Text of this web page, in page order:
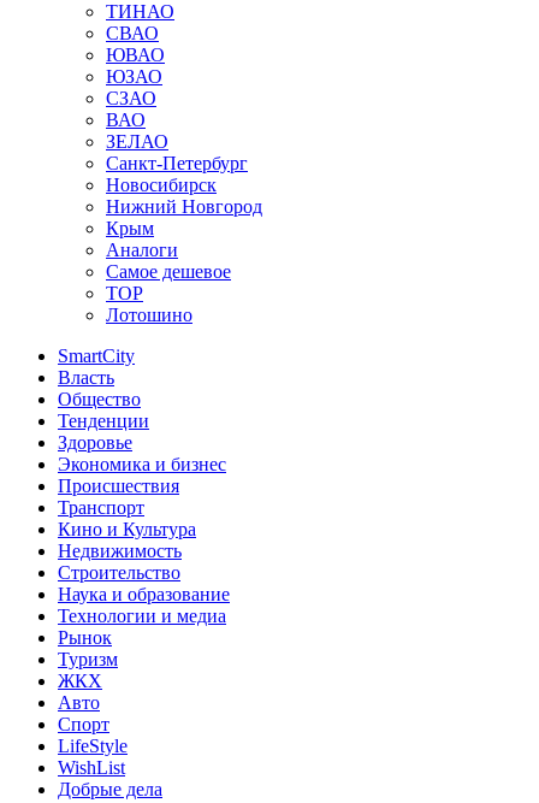
ТИНАО
СВАО
ЮВАО
ЮЗАО
СЗАО
ВАО
ЗЕЛАО
Санкт-Петербург
Новосибирск
Нижний Новгород
Крым
Аналоги
Самое дешевое
TOP
Лотошино
SmartCity
Власть
Общество
Тенденции
Здоровье
Экономика и бизнес
Происшествия
Транспорт
Кино и Культура
Недвижимость
Строительство
Наука и образование
Технологии и медиа
Рынок
Туризм
ЖКХ
Авто
Спорт
LifeStyle
WishList
Добрые дела